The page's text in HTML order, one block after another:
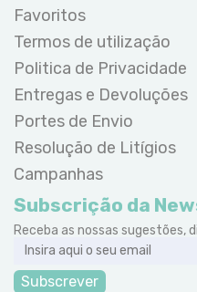
Favoritos
Termos de utilização
Politica de Privacidade
Entregas e Devoluções
Portes de Envio
Resolução de Litígios
Campanhas
Subscrição da
Receba as nossas sugestões,
Subscrever